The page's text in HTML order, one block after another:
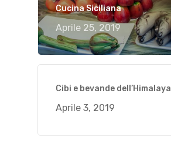
Cucina Siciliana
Aprile 25, 2019
Cibi e bevande dell’Himalaya
Aprile 3, 2019